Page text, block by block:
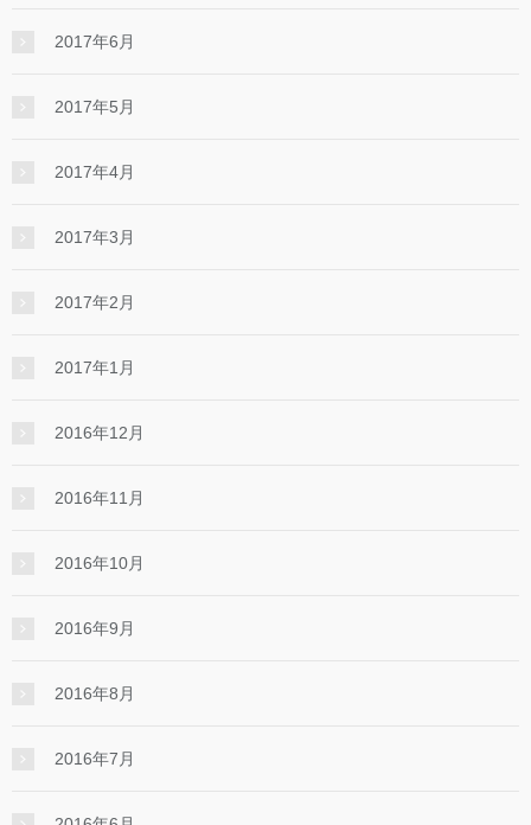
2017年6月
2017年5月
2017年4月
2017年3月
2017年2月
2017年1月
2016年12月
2016年11月
2016年10月
2016年9月
2016年8月
2016年7月